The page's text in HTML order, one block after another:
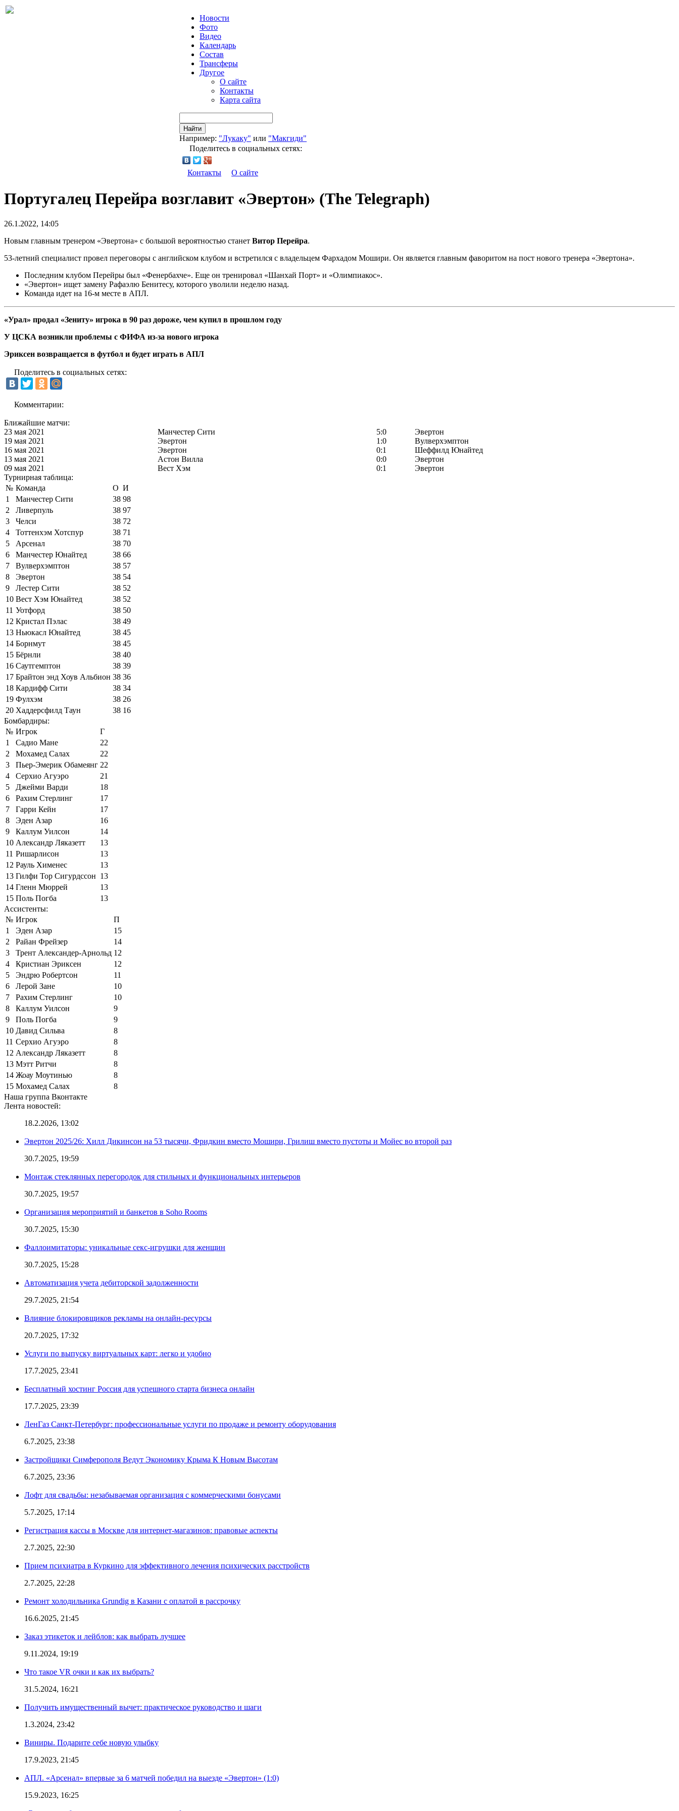
Новости
Фото
Видео
Календарь
Состав
Трансферы
Другое
О сайте
Контакты
Карта сайта
Найти
Например: "Лукаку" или "Макгиди"
Поделитесь в социальных сетях:
Контакты О сайте
Португалец Перейра возглавит «Эвертон» (The Telegraph)
26.1.2022, 14:05
Новым главным тренером «Эвертона» с большой вероятностью станет Витор Перейра.
53-летний специалист провел переговоры с английском клубом и встретился с владельцем Фархадом Мошири. Он является главным фаворитом на пост нового тренера «Эвертона».
Последним клубом Перейры был «Фенербахче». Еще он тренировал «Шанхай Порт» и «Олимпиакос».
«Эвертон» ищет замену Рафаэлю Бенитесу, которого уволили неделю назад.
Команда идет на 16-м месте в АПЛ.
«Урал» продал «Зениту» игрока в 90 раз дороже, чем купил в прошлом году
У ЦСКА возникли проблемы с ФИФА из-за нового игрока
Эриксен возвращается в футбол и будет играть в АПЛ
Поделитесь в социальных сетях:
Комментарии:
Ближайшие матчи:
23 мая 2021
Манчестер Сити 5:0
Эвертон
19 мая 2021
Эвертон 1:0
Вулверхэмптон
16 мая 2021
Эвертон 0:1
Шеффилд Юнайтед
13 мая 2021
Астон Вилла 0:0
Эвертон
09 мая 2021
Вест Хэм 0:1
Эвертон
Турнирная таблица:
№ Команда О И
1
Манчестер Сити 38 98
2
Ливерпуль 38 97
3
Челси 38 72
4
Тоттенхэм Хотспур 38 71
5
Арсенал 38 70
6
Манчестер Юнайтед 38 66
7
Вулверхэмптон 38 57
8
Эвертон 38 54
9
Лестер Сити 38 52
10 Вест Хэм Юнайтед 38 52
11 Уотфорд 38 50
12 Кристал Пэлас 38 49
13 Ньюкасл Юнайтед 38 45
14 Борнмут 38 45
15 Бёрнли 38 40
16 Саутгемптон 38 39
17 Брайтон энд Хоув Альбион 38 36
18 Кардифф Сити 38 34
19 Фулхэм 38 26
20 Хаддерсфилд Таун 38 16
Бомбардиры:
№ Игрок
Г
1
Садио Мане
22
2
Мохамед Салах
22
3
Пьер-Эмерик Обамеянг 22
4
Серхио Агуэро
21
5
Джейми Варди
18
6
Рахим Стерлинг
17
7
Гарри Кейн
17
8
Эден Азар
16
9
Каллум Уилсон
14
10 Александр Ляказетт
13
11 Ришарлисон
13
12 Рауль Хименес
13
13 Гилфи Тор Сигурдссон 13
14 Гленн Мюррей
13
15 Поль Погба
13
Ассистенты:
№ Игрок
П
1
Эден Азар
15
2
Райан Фрейзер
14
3
Трент Александер-Арнольд 12
4
Кристиан Эриксен
12
5
Эндрю Робертсон
11
6
Лерой Зане
10
7
Рахим Стерлинг
10
8
Каллум Уилсон
9
9
Поль Погба
9
10 Давид Сильва
8
11 Серхио Агуэро
8
12 Александр Ляказетт
8
13 Мэтт Ритчи
8
14 Жоау Моутинью
8
15 Мохамед Салах
8
Наша группа Вконтакте
Лента новостей:
18.2.2026, 13:02
Эвертон 2025/26: Хилл Дикинсон на 53 тысячи, Фридкин вместо Мошири, Грилиш вместо пустоты и Мойес во второй раз
30.7.2025, 19:59
Монтаж стеклянных перегородок для стильных и функциональных интерьеров
30.7.2025, 19:57
Организация мероприятий и банкетов в Soho Rooms
30.7.2025, 15:30
Фаллоимитаторы: уникальные секс-игрушки для женщин
30.7.2025, 15:28
Автоматизация учета дебиторской задолженности
29.7.2025, 21:54
Влияние блокировщиков рекламы на онлайн-ресурсы
20.7.2025, 17:32
Услуги по выпуску виртуальных карт: легко и удобно
17.7.2025, 23:41
Бесплатный хостинг Россия для успешного старта бизнеса онлайн
17.7.2025, 23:39
ЛенГаз Санкт-Петербург: профессиональные услуги по продаже и ремонту оборудования
6.7.2025, 23:38
Застройщики Симферополя Ведут Экономику Крыма К Новым Высотам
6.7.2025, 23:36
Лофт для свадьбы: незабываемая организация с коммерческими бонусами
5.7.2025, 17:14
Регистрация кассы в Москве для интернет-магазинов: правовые аспекты
2.7.2025, 22:30
Прием психиатра в Куркино для эффективного лечения психических расстройств
2.7.2025, 22:28
Ремонт холодильника Grundig в Казани с оплатой в рассрочку
16.6.2025, 21:45
Заказ этикеток и лейблов: как выбрать лучшее
9.11.2024, 19:19
Что такое VR очки и как их выбрать?
31.5.2024, 16:21
Получить имущественный вычет: практическое руководство и шаги
1.3.2024, 23:42
Виниры. Подарите себе новую улыбку
17.9.2023, 21:45
АПЛ. «Арсенал» впервые за 6 матчей победил на выезде «Эвертон» (1:0)
15.9.2023, 16:25